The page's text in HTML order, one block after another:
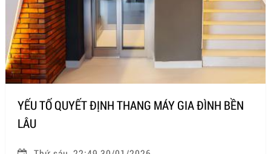
YẾU TỐ QUYẾT ĐỊNH THANG MÁY GIA ĐÌNH BỀN
LÂU